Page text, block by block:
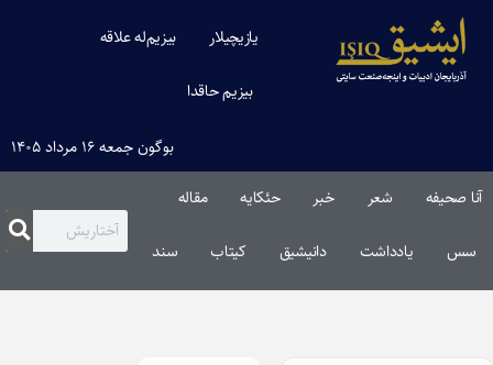
یازیچیلار بیزیم‌له علاقه
بیزیم حاقدا
بوگون جمعه ۱۶ مرداد ۱۴۰۵
آنا صحیفه شعر خبر حئکایه مقاله‌
سس یادداشت دانیشیق کیتاب سند